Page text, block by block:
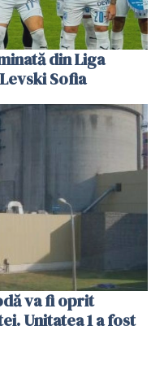
din Liga
Sofia
va fi oprit
Unitatea 1 a fost